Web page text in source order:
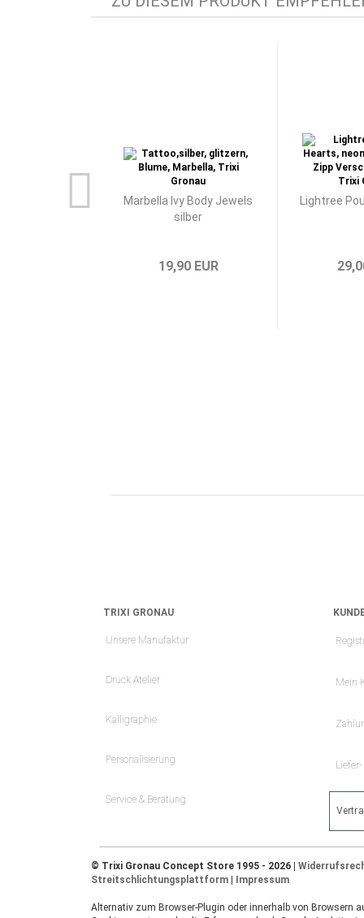
Marbella Ivy Body Jewels
silber
19,90 EUR
Lightree
TRIXI GRONAU
Unsere Manufaktur
Druck Atelier
Kalligraphie
Personalisierung
Service & Beratung
Mein
© Trixi Gronau Concept Store 1995 - 2026 |
Streitschlichtungsplattform | Impressum
Alternativ zum Browser-Plugin oder innerhalb von Browsern